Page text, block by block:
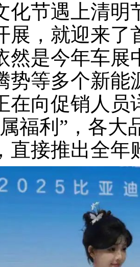
化节遇上清明
展，就迎来了
然是今年车展
势等多个新能
在向促销人员
福利”，各
直接推出全年